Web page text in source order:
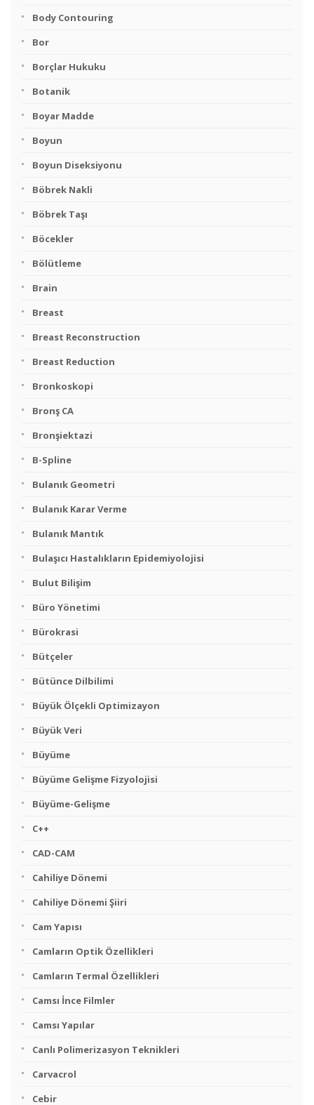
Body Contouring
Bor
Borçlar Hukuku
Botanik
Boyar Madde
Boyun
Boyun Diseksiyonu
Böbrek Nakli
Böbrek Taşı
Böcekler
Bölütleme
Brain
Breast
Breast Reconstruction
Breast Reduction
Bronkoskopi
Bronş CA
Bronşiektazi
B-Spline
Bulanık Geometri
Bulanık Karar Verme
Bulanık Mantık
Bulaşıcı Hastalıkların Epidemiyolojisi
Bulut Bilişim
Büro Yönetimi
Bürokrasi
Bütçeler
Bütünce Dilbilimi
Büyük Ölçekli Optimizayon
Büyük Veri
Büyüme
Büyüme Gelişme Fizyolojisi
Büyüme-Gelişme
C++
CAD-CAM
Cahiliye Dönemi
Cahiliye Dönemi Şiiri
Cam Yapısı
Camların Optik Özellikleri
Camların Termal Özellikleri
Camsı İnce Filmler
Camsı Yapılar
Canlı Polimerizasyon Teknikleri
Carvacrol
Cebir